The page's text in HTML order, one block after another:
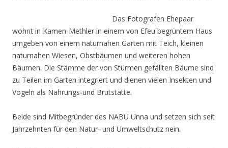
Das Fotografen Ehepaar
wohnt in Kamen-Methler in einem von Efeu begrüntem Haus
umgeben von einem naturnahen Garten mit Teich, kleinen
naturnahen Wiesen, Obstbäumen und weiteren hohen
Bäumen. Die Stämme der von Stürmen gefällten Bäume sind
zu Teilen im Garten integriert und dienen vielen Insekten und
Vögeln als Nahrungs-und Brutstätte.
Beide sind Mitbegründer des NABU Unna und setzen sich seit
Jahrzehnten für den Natur- und Umweltschutz nein.